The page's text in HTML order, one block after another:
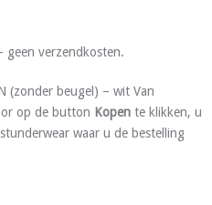
geen verzendkosten.
(zonder beugel) – wit Van
op de button Kopente klikken, u
waar u de bestelling